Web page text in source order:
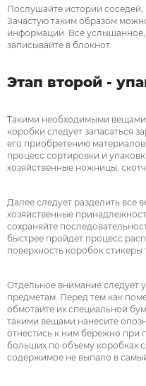
Послушайте истории
Зачастую таким образом
информации. Все
записывайте в блокнот.
Этап второй -
Такими необходимыми
коробки следует запасаться
его приобретению
процесс сортировки и
хозяйственные ножницы,
Далее следует разделить все
хозяйственные
сохраняйте
быстрее пройдет процесс
поверхность коробок стикеры
Отдельное внимание следует
предметам. Перед тем как
обмотайте их специальной
такими вещами нанесите
отнестись к ним бережно при
больших по объему коробках
содержимое не выпало в